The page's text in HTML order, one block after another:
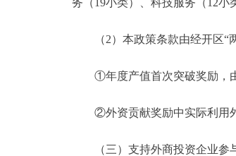
务（19小类）、科技服务（12小
（2）本政策条款由经开区“两
①年度产值首次突破奖励，由
②外资贡献奖励中实际利用外
（三）支持外商投资企业参